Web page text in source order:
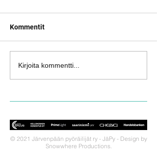
Kommentit
Kirjoita kommentti...
© 2021 Järvenpään pyöräilijät ry - JäPy - Design by
Snowwhere Productions.